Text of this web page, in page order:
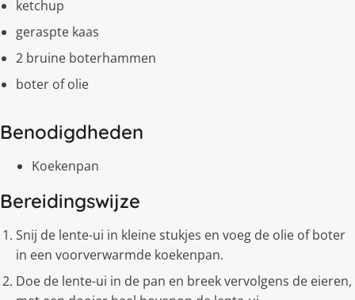
ketchup
geraspte kaas
2 bruine boterhammen
boter of olie
Benodigdheden
Koekenpan
Bereidingswijze
Snij de lente-ui in kleine stukjes en voeg de olie of boter
in een voorverwarmde koekenpan.
Doe de lente-ui in de pan en breek vervolgens de eieren,